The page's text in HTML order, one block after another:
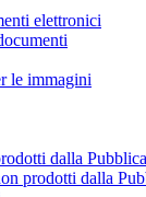
elettronici
le immagini
dalla
prodotti dalla